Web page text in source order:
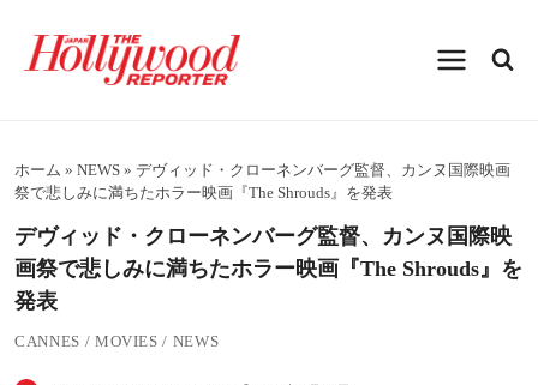
プホーム » NEWS » デヴィッド・クローネンバーグ監督、カンヌ国際映画
祭で悲しみに満ちたホラー映画『The Shrouds』を発表
デヴィッド・クローネンバーグ監督、カンヌ国際映
画祭で悲しみに満ちたホラー映画『The Shrouds』を
発表
CANNES / MOVIES / NEWS